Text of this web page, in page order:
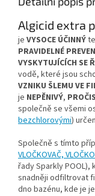
Algicid extra
je VYSOCE ÚČINNÝ
PRAVIDELNÉ
VYSKYTUJÍCÍCH SE
vodě, které jsou
VZNIKU ŠLEMU VE
je NEPĚNIVÝ,
společně se všemi
bezchlorovými)
Společně s tímto
VLOČKOVAČ,
řady Sparkly
snadněji odfiltrovat
dno bazénu, kde je